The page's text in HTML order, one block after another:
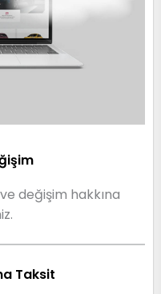
değişim hakkına
Taksit